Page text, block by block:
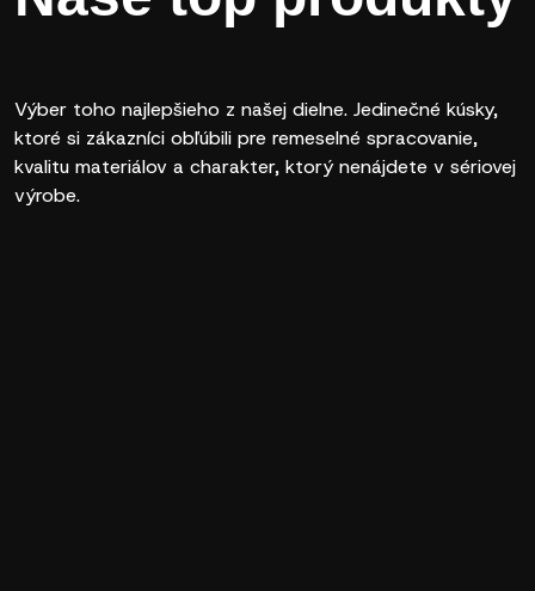
Výber toho najlepšieho z našej dielne. Jedinečné kúsky,
ktoré si zákazníci obľúbili pre remeselné spracovanie,
kvalitu materiálov a charakter, ktorý nenájdete v sériovej
výrobe.